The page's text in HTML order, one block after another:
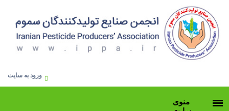
ورود به سایت
منوی